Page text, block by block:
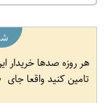
هر روزه صدها خریدار
تامین کنید واقعا جای